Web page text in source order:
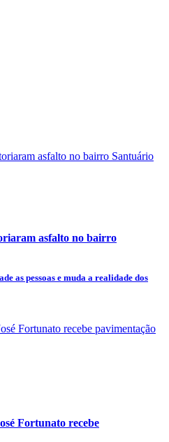
asfalto no bairro
as pessoas e muda a realidade dos
Fortunato recebe